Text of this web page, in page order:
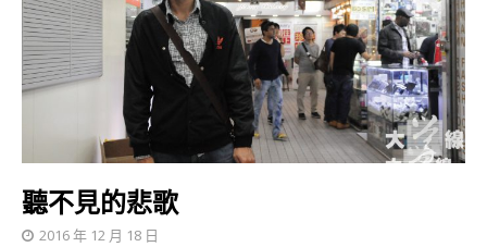
聽不見的悲歌
2016 年 12 月 18 日